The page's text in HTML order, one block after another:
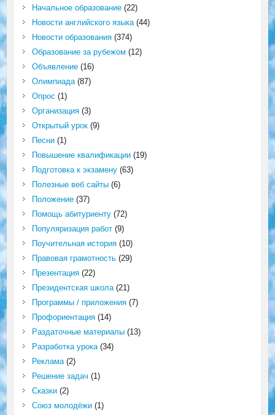
Начальное образование(22)
Новости английского языка(44)
Новости образования(374)
Образование за рубежом (12)
Объявление(16)
Олимпиада(87)
Опрос (1)
Организация(3)
Открытый урок(9)
Песни(1)
Повышение квалификации(19)
Подготовка к экзамену(63)
Полезные веб сайты(6)
Положение(37)
Помощь абитуриенту(72)
Популяризация работ(9)
Поучительная история(10)
Правовая грамотность(29)
Презентация(22)
Президентская школа(21)
Программы / приложения(7)
Профориентация(14)
Раздаточные материалы(13)
Разработка урока(34)
Реклама(2)
Решение задач (1)
Сказки(2)
Союз молодёжи(1)